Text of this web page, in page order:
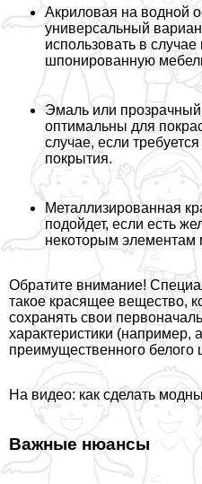
Акриловая на водной
универсальный
использовать в
шпонированную
Эмаль или
оптимальны для
случае, если
покрытия.
Металлизированная
подойдет, если есть
некоторым элементам
Обратите внимание!
такое красящее вещество,
сохранять свои
хаpaктеристики (например,
преимущественного белого
На видео: как сделать
Важные нюансы